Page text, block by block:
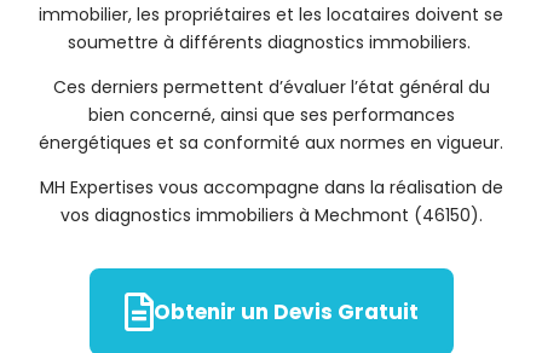
immobilier, les propriétaires et les locataires doivent se
soumettre à différents diagnostics immobiliers.
Ces derniers permettent d’évaluer l’état général du
bien concerné, ainsi que ses performances
énergétiques et sa conformité aux normes en vigueur.
MH Expertises vous accompagne dans la réalisation de
vos diagnostics immobiliers à Mechmont (46150).
Obtenir un Devis Gratuit